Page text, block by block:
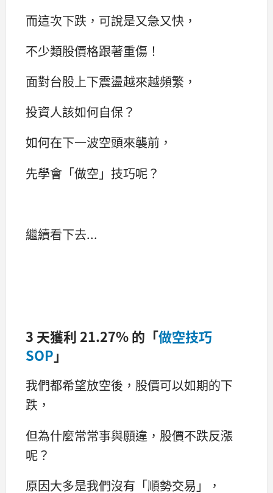
而這次下跌，可說是又急又快，
不少類股價格跟著重傷！
面對台股上下震盪越來越頻繁，
投資人該如何自保？
如何在下一波空頭來襲前，
先學會「做空」技巧呢？
繼續看下去...
3 天獲利 21.27% 的「做空技巧
SOP」
我們都希望放空後，股價可以如期的下
跌，
但為什麼常常事與願違，股價不跌反漲
呢？
原因大多是我們沒有「順勢交易」，